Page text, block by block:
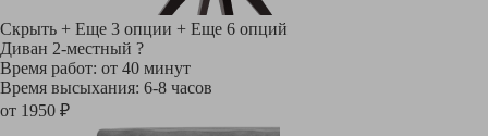
Скрыть + Еще 3 опции + Еще 6 опций
Диван 2-местный ?
Время работ: от 40 минут
Время высыхания: 6-8 часов
от 1950 ₽